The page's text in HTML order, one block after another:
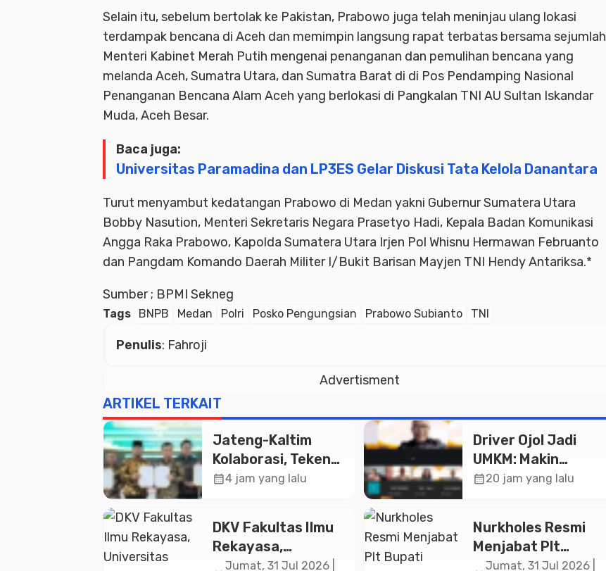
Selain itu, sebelum bertolak ke Pakistan, Prabowo juga telah meninjau ulang lokasi
terdampak bencana di Aceh dan memimpin langsung rapat terbatas bersama sejumlah
Menteri Kabinet Merah Putih mengenai penanganan dan pemulihan bencana yang
melanda Aceh, Sumatra Utara, dan Sumatra Barat di di Pos Pendamping Nasional
Penanganan Bencana Alam Aceh yang berlokasi di Pangkalan TNI AU Sultan Iskandar
Muda, Aceh Besar.
Baca juga:
Universitas Paramadina dan LP3ES Gelar Diskusi Tata Kelola Danantara
Turut menyambut kedatangan Prabowo di Medan yakni Gubernur Sumatera Utara
Bobby Nasution, Menteri Sekretaris Negara Prasetyo Hadi, Kepala Badan Komunikasi
Angga Raka Prabowo, Kapolda Sumatera Utara Irjen Pol Whisnu Hermawan Februanto
dan Pangdam Komando Daerah Militer I/Bukit Barisan Mayjen TNI Hendy Antariksa.*
Sumber ; BPMI Sekneg
Tags BNPB Medan Polri Posko Pengungsian Prabowo Subianto TNI
Penulis: Fahroji
Advertisment
ARTIKEL TERKAIT
Jateng-Kaltim
Kolaborasi, Teken
19 Kerja Sama
calendar_month4 jam yang lalu
Driver Ojol Jadi
UMKM: Makin
Sejahtera atau
Paramadina
calendar_month20 jam yang lalu
DKV Fakultas Ilmu
Rekayasa,
Universitas
Jumat, 31 Jul 2026 |
Nurkholes Resmi
Menjabat Plt
Bupati Pemalang
Jumat, 31 Jul 2026 |